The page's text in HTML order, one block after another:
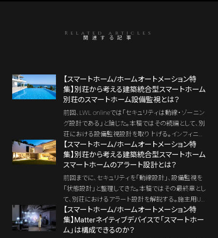
Related articles
関連する記事
【スマートホーム/ホームオートメーション特
集】別荘から考える建築統合型スマートホーム――
別荘のスマートホーム設備監視とは？
前回、LWL onlineでは「セキュリティは動線・ゾーニン
グ設計である」と論じた。本稿ではその続編として、別
荘における設備監視設計を取り上げる。インフィニテ
ィプール、露天風呂、サウナ、チラー、ワインセラー、ア
ート室――ラグジュアリー設備は演出装置ではなく機械
設備である。制御だけでは不十分だ。状態の可視化
と予測制御を含む「建築統合型スマートホーム」の本
質を解説する。
【スマートホーム/ホームオートメーション特
集】別荘から考える建築統合型スマートホーム――
スマートホームのアラート設計とは？
前回までに、セキュリティを「動線設計」、設備監視を
「状態設計」と整理してきた。本稿ではその最終章とし
て、別荘におけるアラート設計を解説する。施主用UI
と管理会社用監視UIを分離し、設備異常や温湿度逸
脱を適切な相手に通知する二層構造とは何か。スマ
ートホームを“統合管理システム”へと昇華させるアラ
【スマートホーム/ホームオートメーション特
集】Matterネイティブデバイスで「スマートホー
ム」は構成できるのか？